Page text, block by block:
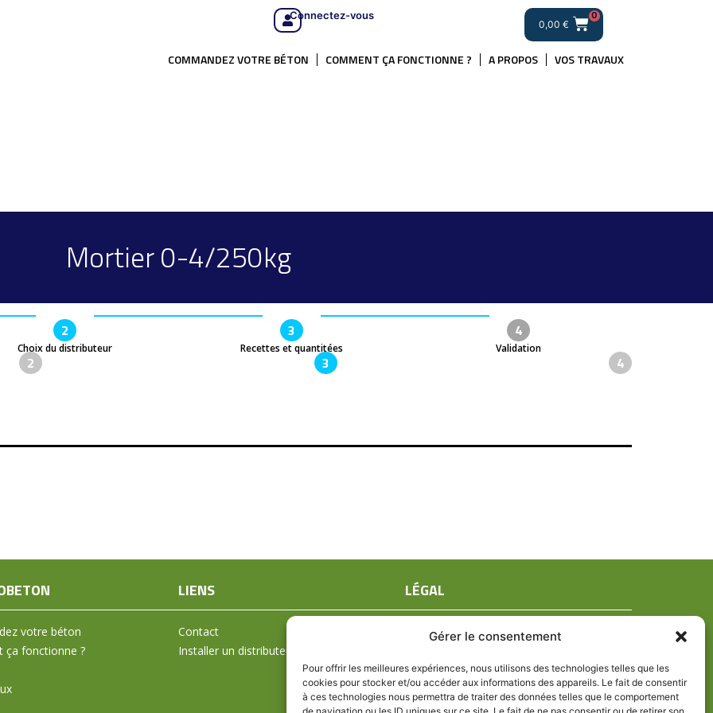
Gérer le consentement
Pour offrir les meilleures expériences, nous utilisons des technologies telles que les
cookies pour stocker et/ou accéder aux informations des appareils. Le fait de consentir
à ces technologies nous permettra de traiter des données telles que le comportement
Connectez-vous
0,00 €
0
COMMANDEZ VOTRE BÉTON COMMENT ÇA FONCTIONNE ? A PROPOS VOS TRAVAUX
Mortier 0-4/250kg
2
Choix du distributeur
3
Recettes et quantitées
4
Validation
2 3 4
votre béton
ça fonctionne ?
LIENS
Contact
Installer un distributeur
LÉGAL
Mentions légales
Politique de confidentialité
Politique de cookies (UE)